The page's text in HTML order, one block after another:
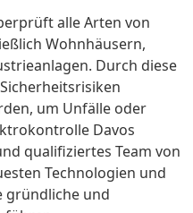
alle Arten von
Wohnhäusern,
Durch diese
um Unfälle oder
Davos
qualifiziertes Team von
Technologien und
gründliche und